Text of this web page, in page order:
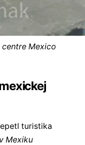
Mexico
Mexiku